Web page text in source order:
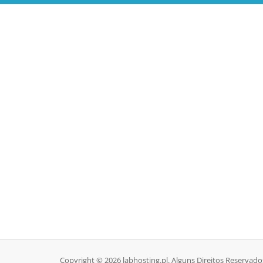
Copyright © 2026 labhosting.pl. Alguns Direitos